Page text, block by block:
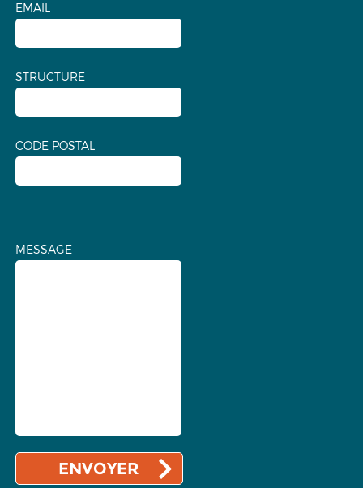
EMAIL
STRUCTURE
CODE POSTAL
MESSAGE